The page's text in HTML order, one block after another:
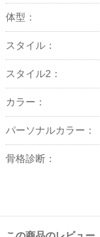
体型：
スタイル：
スタイル2：
カラー：
パーソナルカラー：
骨格診断：